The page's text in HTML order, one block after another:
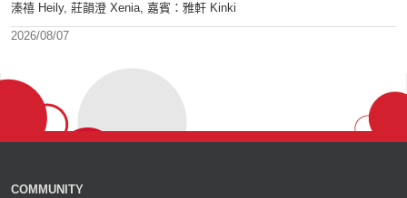
溱禧 Heily, 莊韻澄 Xenia, 嘉賓：雅軒 Kinki
2026/08/07
COMMUNITY